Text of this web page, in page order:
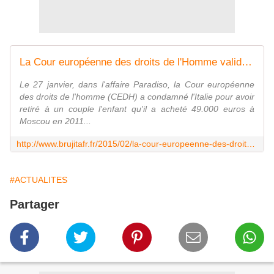
La Cour européenne des droits de l'Homme valide la vente d'enfants - MOINS de BIENS PLUS de LIENS
Le 27 janvier, dans l'affaire Paradiso, la Cour européenne
des droits de l'homme (CEDH) a condamné l'Italie pour avoir
retiré à un couple l'enfant qu'il a acheté 49.000 euros à
Moscou en 2011...
#ACTUALITES
Partager